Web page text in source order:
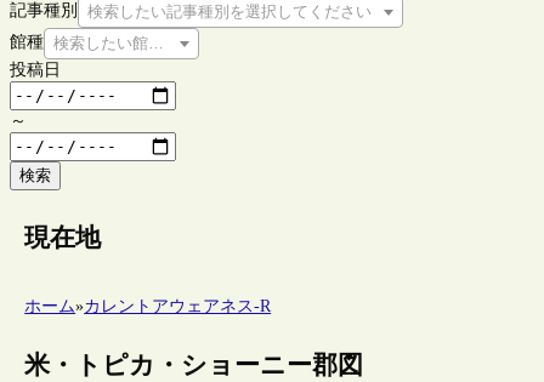
記事種別
検索したい記事種別を選択してください
館種 検索したい館種を選択してください
投稿日
～
検索
現在地
ホーム»カレントアウェアネス-R
米・トピカ・ショーニー郡図